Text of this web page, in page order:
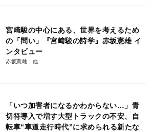
宮﨑駿の中心にある、世界を考えるため
の「問い」『宮﨑駿の詩学』赤坂憲雄 イ
ンタビュー
赤坂憲雄
「いつ加害者になるかわからない…」青
切符導入で増す大型トラックの不安、自
転車“車道走行時代”に求められる新たな